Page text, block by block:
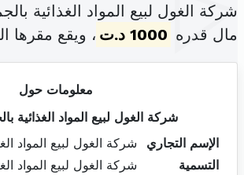
شركة الغول لبيع المواد
مال قدره 1000 د.ت ، ويقع مقرها
معلومات حول
شركة الغول لبيع المواد الغذائية
الإسم التجاري
شركة الغول لبيع المواد
التسمية
شركة الغول لبيع المواد